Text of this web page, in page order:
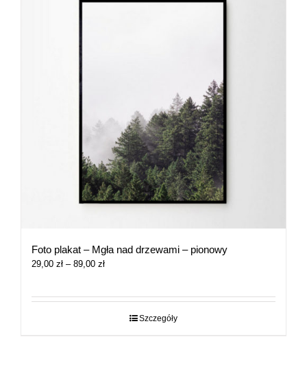
Foto plakat – Mgła nad drzewami – pionowy
29,00 zł – 89,00 złZakres
29,00 zł
Szczegóły